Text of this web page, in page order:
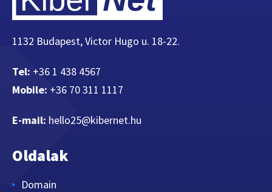
1132 Budapest, Victor Hugo u. 18-22.
Tel: +36 1 438 4567
Mobile: +36 70 311 1117
E-mail: hello25@kibernet.hu
Oldalak
Domain